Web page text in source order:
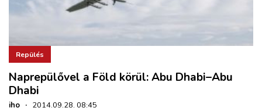
Repülés
Naprepülővel a Föld körül: Abu Dhabi–Abu
Dhabi
iho · 2014.09.28. 08:45